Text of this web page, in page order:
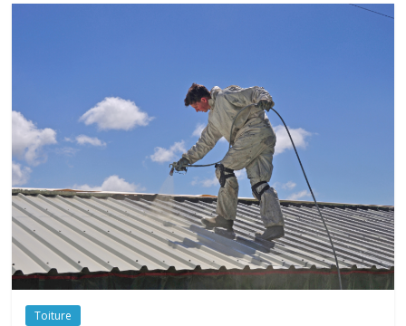
Toiture